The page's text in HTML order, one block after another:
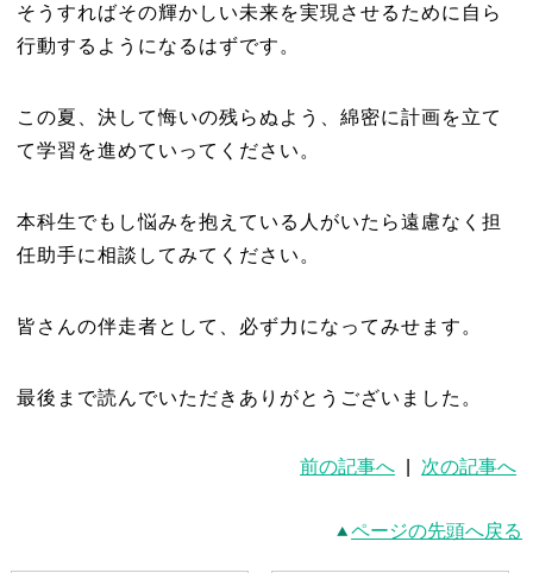
そうすればその輝かしい未来を実現させるために自ら
行動するようになるはずです。
この夏、決して悔いの残らぬよう、綿密に計画を立て
て学習を進めていってください。
本科生でもし悩みを抱えている人がいたら遠慮なく担
任助手に相談してみてください。
皆さんの伴走者として、必ず力になってみせます。
最後まで読んでいただきありがとうございました。
前の記事へ 次の記事へ
ページの先頭へ戻る